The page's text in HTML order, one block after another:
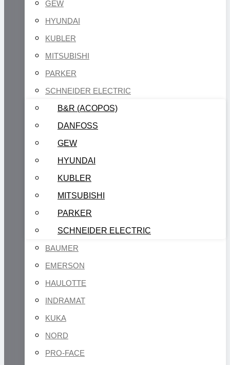
GEW
HYUNDAI
KUBLER
MITSUBISHI
PARKER
SCHNEIDER ELECTRIC
B&R (ACOPOS)
DANFOSS
GEW
HYUNDAI
KUBLER
MITSUBISHI
PARKER
SCHNEIDER ELECTRIC
BAUMER
EMERSON
HAULOTTE
INDRAMAT
KUKA
NORD
PRO-FACE